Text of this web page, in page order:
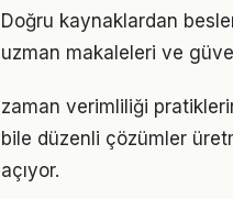
Doğru kaynaklardan
uzman makaleleri ve
zaman verimliliği
bile düzenli çözümler
açıyor.